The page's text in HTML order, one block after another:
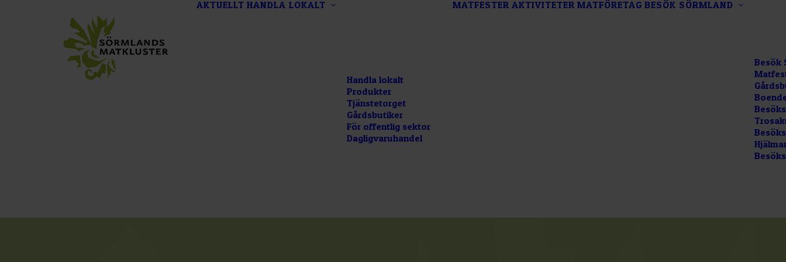
AKTUELLT HANDLA LOKALT
Handla lokalt
Produkter
Tjänstetorget
Gårdsbutiker
För offentlig sektor
Dagligvaruhandel
MATFESTER AKTIVITETER MATFÖRETAG BESÖK SÖRMLAND
Besök